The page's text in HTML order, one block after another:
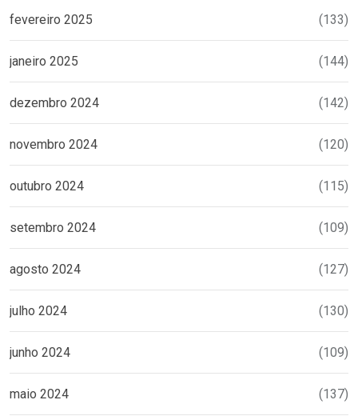
fevereiro 2025 (133)
janeiro 2025 (144)
dezembro 2024 (142)
novembro 2024 (120)
outubro 2024 (115)
setembro 2024 (109)
agosto 2024 (127)
julho 2024 (130)
junho 2024 (109)
maio 2024 (137)